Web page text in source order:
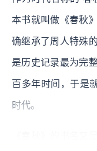
本书就叫做《春秋
确继承了周人特殊
是历史记录最为完
百多年时间，于是
时代。